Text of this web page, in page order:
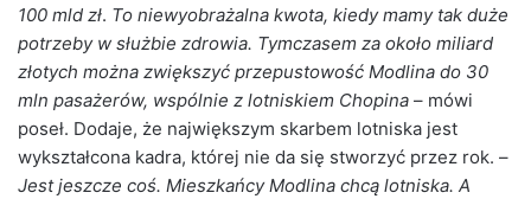
100 mld zł. To niewyobrażalna kwota, kiedy mamy tak duże
potrzeby w służbie zdrowia. Tymczasem za około miliard
złotych można zwiększyć przepustowość Modlina do 30
mln pasażerów, wspólnie z lotniskiem Chopina – mówi
poseł. Dodaje, że największym skarbem lotniska jest
wykształcona kadra, której nie da się stworzyć przez rok. –
Jest jeszcze coś. Mieszkańcy Modlina chcą lotniska. A